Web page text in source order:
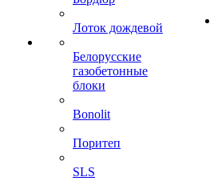
Лоток дождевой
Белорусские
газобетонные
блоки
Bonolit
Поритеп
SLS